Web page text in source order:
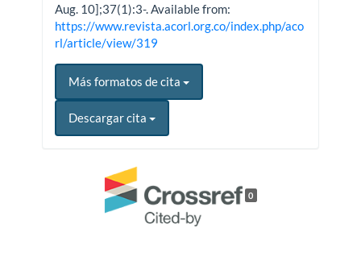
Aug. 10];37(1):3-. Available from:
https://www.revista.acorl.org.co/index.php/aco
rl/article/view/319
Más formatos de cita
Descargar cita
0